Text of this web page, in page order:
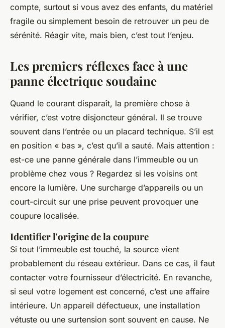
compte, surtout si vous avez des enfants, du matériel
fragile ou simplement besoin de retrouver un peu de
sérénité. Réagir vite, mais bien, c’est tout l’enjeu.
Les premiers réflexes face à une
panne électrique soudaine
Quand le courant disparaît, la première chose à
vérifier, c’est votre disjoncteur général. Il se trouve
souvent dans l’entrée ou un placard technique. S’il est
en position « bas », c’est qu’il a sauté. Mais attention :
est-ce une panne générale dans l’immeuble ou un
problème chez vous ? Regardez si les voisins ont
encore la lumière. Une surcharge d’appareils ou un
court-circuit sur une prise peuvent provoquer une
coupure localisée.
Identifier l'origine de la coupure
Si tout l’immeuble est touché, la source vient
probablement du réseau extérieur. Dans ce cas, il faut
contacter votre fournisseur d’électricité. En revanche,
si seul votre logement est concerné, c’est une affaire
intérieure. Un appareil défectueux, une installation
vétuste ou une surtension sont souvent en cause. Ne